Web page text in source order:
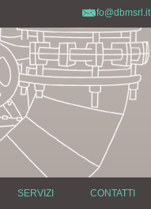
info@dbmsrl.it
SERVIZI CONTATTI